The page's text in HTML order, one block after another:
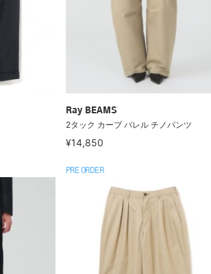
Ray BEAMS
2タック カーブ バレル チノパンツ
¥14,850
PRE ORDER